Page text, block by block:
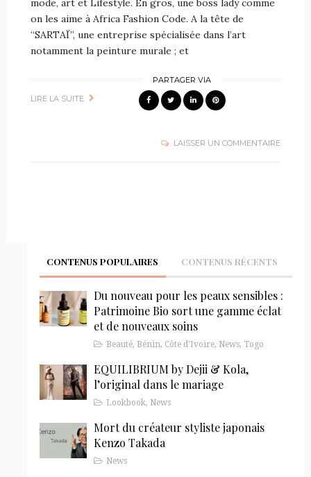
on les aime à Africa Fashion Code. A la tête de
“SARTAÏ”, une entreprise spécialisée dans l’art
notamment la peinture murale ; et
LIRE LA SUITE
PARTAGER VIA
LAISSER UN COMMENTAIRE
CONTENUS POPULAIRES CONTENUS RÉCENTS
Du nouveau pour les peaux sensibles :
Patrimoine Bio sort une gamme éclat
et de nouveaux soins
Beauté, Bénin, Côte d'Ivoire, News, Togo
EQUILIBRIUM by Dejii & Kola,
l’original dans le mariage
Lookbook, News
Mort du créateur styliste japonais
Kenzo Takada
News